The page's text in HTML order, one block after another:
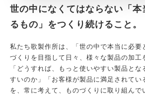
世の中になくてはならない「本
るもの」をつくり続けること。
私たち歌製作所は、「世の中で本当に必要
づくりを目指して日々、様々な製品の加工
「どうすれば、もっと使いやすい製品と
すいのか」「お客様が製品に満足されてい
を、常に考えて、ものづくりに取り組んで